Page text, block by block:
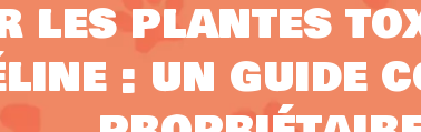
les plantes
: un guide